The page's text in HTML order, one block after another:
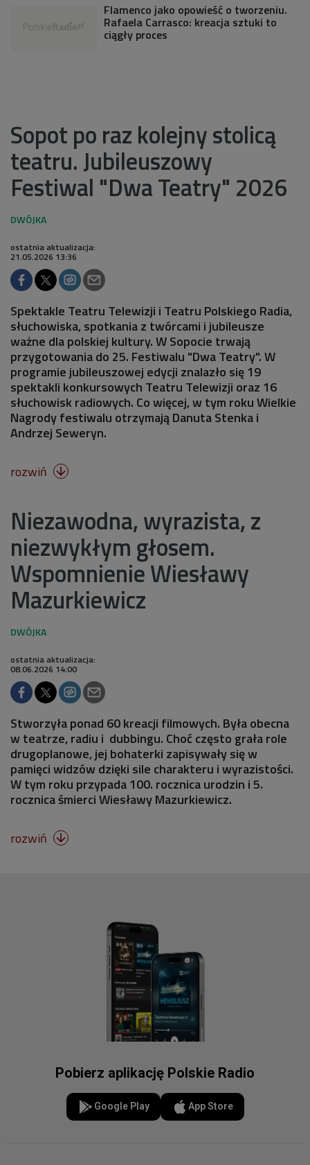
Flamenco jako opowieść o tworzeniu.
Rafaela Carrasco: kreacja sztuki to
ciągły proces
Sopot po raz kolejny stolicą
teatru. Jubileuszowy
Festiwal "Dwa Teatry" 2026
ostatnia aktualizacja:
21.05.2026 13:36
Spektakle Teatru Telewizji i Teatru Polskiego Radia,
słuchowiska, spotkania z twórcami i jubileusze
ważne dla polskiej kultury. W Sopocie trwają
przygotowania do 25. Festiwalu "Dwa Teatry". W
programie jubileuszowej edycji znalazło się 19
spektakli konkursowych Teatru Telewizji oraz 16
słuchowisk radiowych. Co więcej, w tym roku Wielkie
Nagrody festiwalu otrzymają Danuta Stenka i
Andrzej Seweryn.
rozwiń 
Niezawodna, wyrazista, z
niezwykłym głosem.
Wspomnienie Wiesławy
Mazurkiewicz
ostatnia aktualizacja:
08.06.2026 14:00
Stworzyła ponad 60 kreacji filmowych. Była obecna
w teatrze, radiu i dubbingu. Choć często grała role
drugoplanowe, jej bohaterki zapisywały się w
pamięci widzów dzięki sile charakteru i wyrazistości.
W tym roku przypada 100. rocznica urodzin i 5.
rocznica śmierci Wiesławy Mazurkiewicz.
rozwiń 
Pobierz aplikację Polskie Radio
Google Play App Store